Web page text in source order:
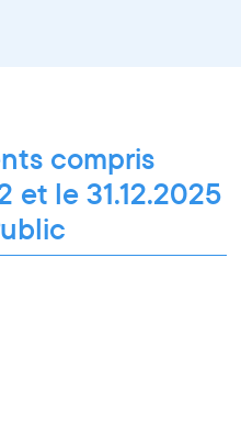
compris
et le 31.12.2025